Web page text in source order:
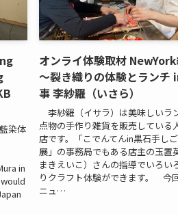
染体
in
オンライ体験取材
～裂き織りの体験とランチ
事 李紗羅（いさら）
李紗羅（イサラ）は美味しいラ
点物の手作り雑貨を販売している
店です。「こでんてんin黒石手し
展」の事務局でもある店主の玉置
まきえいこ）さんの指導でいろい
りクラフト体験ができます。 今
ニュ…